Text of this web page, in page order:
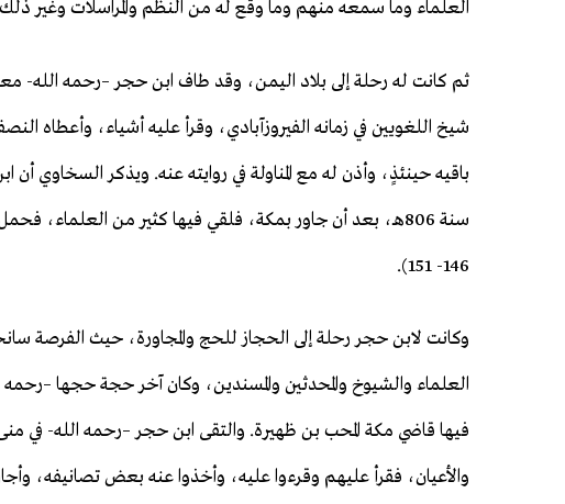
العلماء وما سمعه منهم وما وقع له من النظم والمراسلات وغير
ثم كانت له رحلة إلى بلاد اليمن، وقد طاف ابن حجر –رحمه الله-
شيخ اللغويين في زمانه الفيروزآبادي، وقرأ عليه أشياء، وأعطاه
باقيه حينئذٍ، وأذن له مع المناولة في روايته عنه. ويذكر السخاوي
146- 151).
وكانت لابن حجر رحلة إلى الحجاز للحج والمجاورة، حيث الفرصة
فيها قاضي مكة المحب بن ظهيرة. والتقى ابن حجر –رحمه الله- في منى
والأعيان، فقرأ عليهم وقرءوا عليه، وأخذوا عنه بعض تصانيفه،